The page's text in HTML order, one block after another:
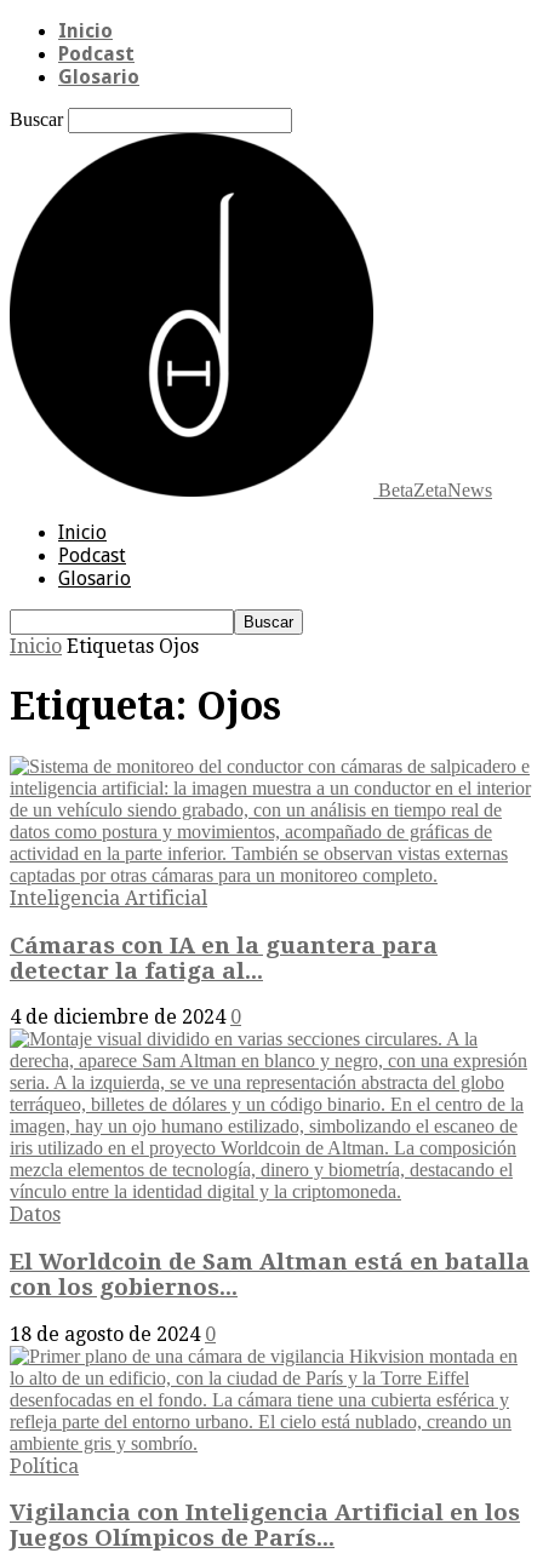
Inicio
Podcast
Glosario
Buscar
BetaZetaNews
Inicio
Podcast
Glosario
Inicio Etiquetas Ojos
Etiqueta: Ojos
Inteligencia Artificial
Cámaras con IA en la guantera para
detectar la fatiga al...
4 de diciembre de 2024 0
Datos
El Worldcoin de Sam Altman está en batalla
con los gobiernos...
18 de agosto de 2024 0
Política
Vigilancia con Inteligencia Artificial en los
Juegos Olímpicos de París...